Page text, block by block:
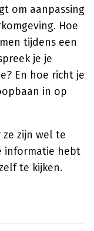
om aanpassing
Hoe
tijdens een
je je
En hoe richt je
in op
ze zijn wel te
informatie hebt
te kijken.